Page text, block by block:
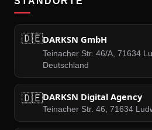
🇩🇪DARKSN GmbH
Teinacher Str. 46/A, 71634
Deutschland
🇩🇪DARKSN Digital Agency
Teinacher Str. 46, 71634